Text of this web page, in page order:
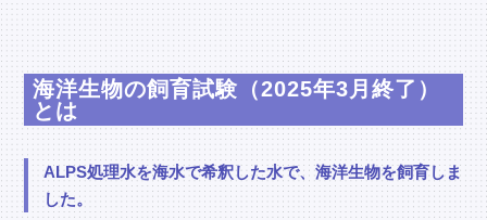
海洋生物の飼育試験（2025年3月終了）
とは
ALPS処理水を海水で希釈した水で、海洋生物を飼育しま
した。